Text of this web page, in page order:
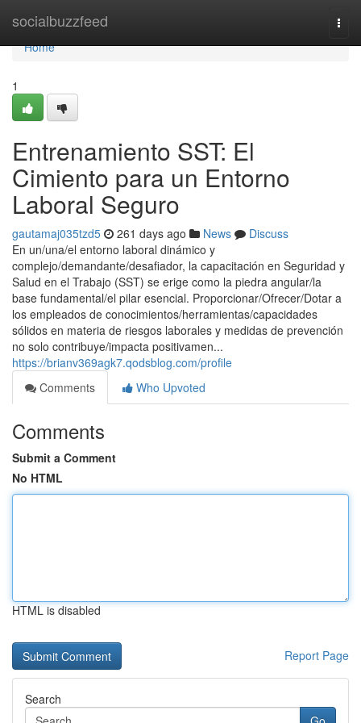
socialbuzzfeed
Home
Home
1
Entrenamiento SST: El
Cimiento para un Entorno
Laboral Seguro
gautamaj035tzd5 261 days ago News
Discuss
En un/una/el entorno laboral dinámico y
complejo/demandante/desafiador, la capacitación en Seguridad y
Salud en el Trabajo (SST) se erige como la piedra angular/la
base fundamental/el pilar esencial. Proporcionar/Ofrecer/Dotar a
los empleados de conocimientos/herramientas/capacidades
sólidos en materia de riesgos laborales y medidas de prevención
no solo contribuye/impacta positivamen...
https://brianv369agk7.qodsblog.com/profile
Comments
Who Upvoted
Comments
Submit a Comment
No HTML
HTML is disabled
Report Page
Search